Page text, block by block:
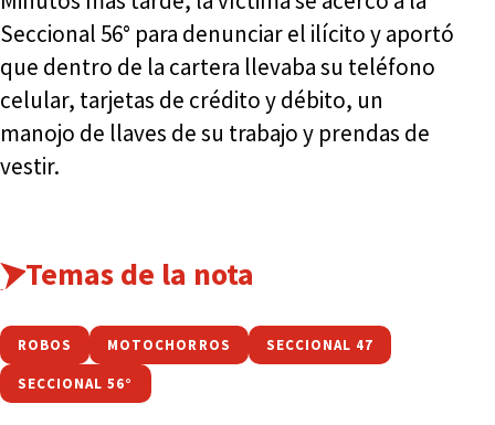
Seccional 56° para denunciar el ilícito y aportó
que dentro de la cartera llevaba su teléfono
celular, tarjetas de crédito y débito, un
manojo de llaves de su trabajo y prendas de
vestir.
Temas de la nota
ROBOS MOTOCHORROS SECCIONAL 47
SECCIONAL 56°